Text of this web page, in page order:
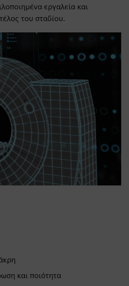
εργαλεία και
του σταδίου.
και ποιότητα